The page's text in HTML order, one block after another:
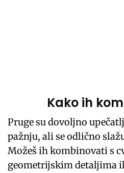
Kako ih
Pruge su dovoljno
pažnju, ali se odlično
Možeš ih kombinovati s
geometrijskim detaljima